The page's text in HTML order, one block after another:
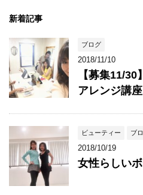
新着記事
ブログ
2018/11/10
【募集11/
アレンジ講座
ビューティー ブ
2018/10/19
女性らしい